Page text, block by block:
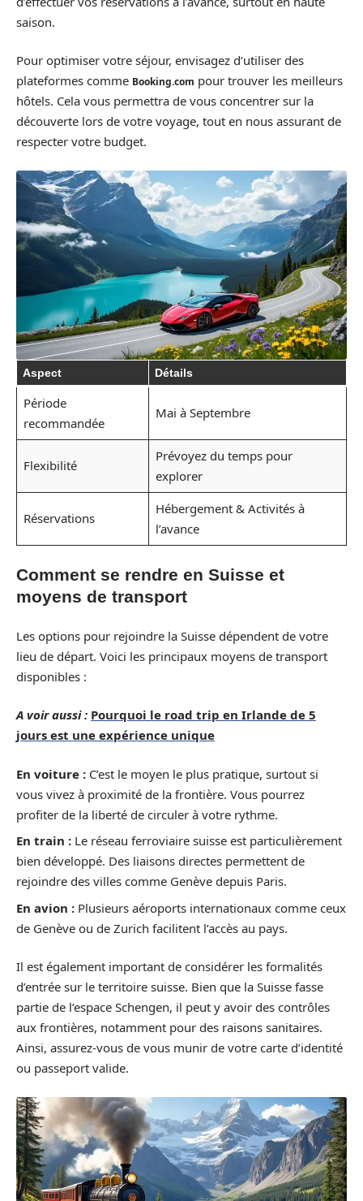
saison.
Pour optimiser votre séjour, envisagez d’utiliser des
plateformes comme Booking.com pour trouver les meilleurs
hôtels. Cela vous permettra de vous concentrer sur la
découverte lors de votre voyage, tout en nous assurant de
respecter votre budget.
Aspect Détails
Période
recommandée
Mai à Septembre
Flexibilité
Prévoyez du temps pour
explorer
Réservations
Hébergement & Activités à
l’avance
Comment se rendre en Suisse et
moyens de transport
Les options pour rejoindre la Suisse dépendent de votre
lieu de départ. Voici les principaux moyens de transport
disponibles :
A voir aussi : Pourquoi le road trip en Irlande de 5
jours est une expérience unique
En voiture : C’est le moyen le plus pratique, surtout si
vous vivez à proximité de la frontière. Vous pourrez
profiter de la liberté de circuler à votre rythme.
En train : Le réseau ferroviaire suisse est particulièrement
bien développé. Des liaisons directes permettent de
rejoindre des villes comme Genève depuis Paris.
En avion : Plusieurs aéroports internationaux comme ceux
de Genève ou de Zurich facilitent l’accès au pays.
Il est également important de considérer les formalités
d’entrée sur le territoire suisse. Bien que la Suisse fasse
partie de l’espace Schengen, il peut y avoir des contrôles
aux frontières, notamment pour des raisons sanitaires.
Ainsi, assurez-vous de vous munir de votre carte d’identité
ou passeport valide.